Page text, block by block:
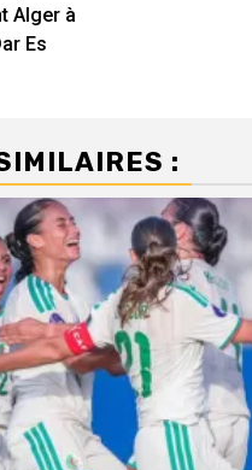
Alger à
Es
: